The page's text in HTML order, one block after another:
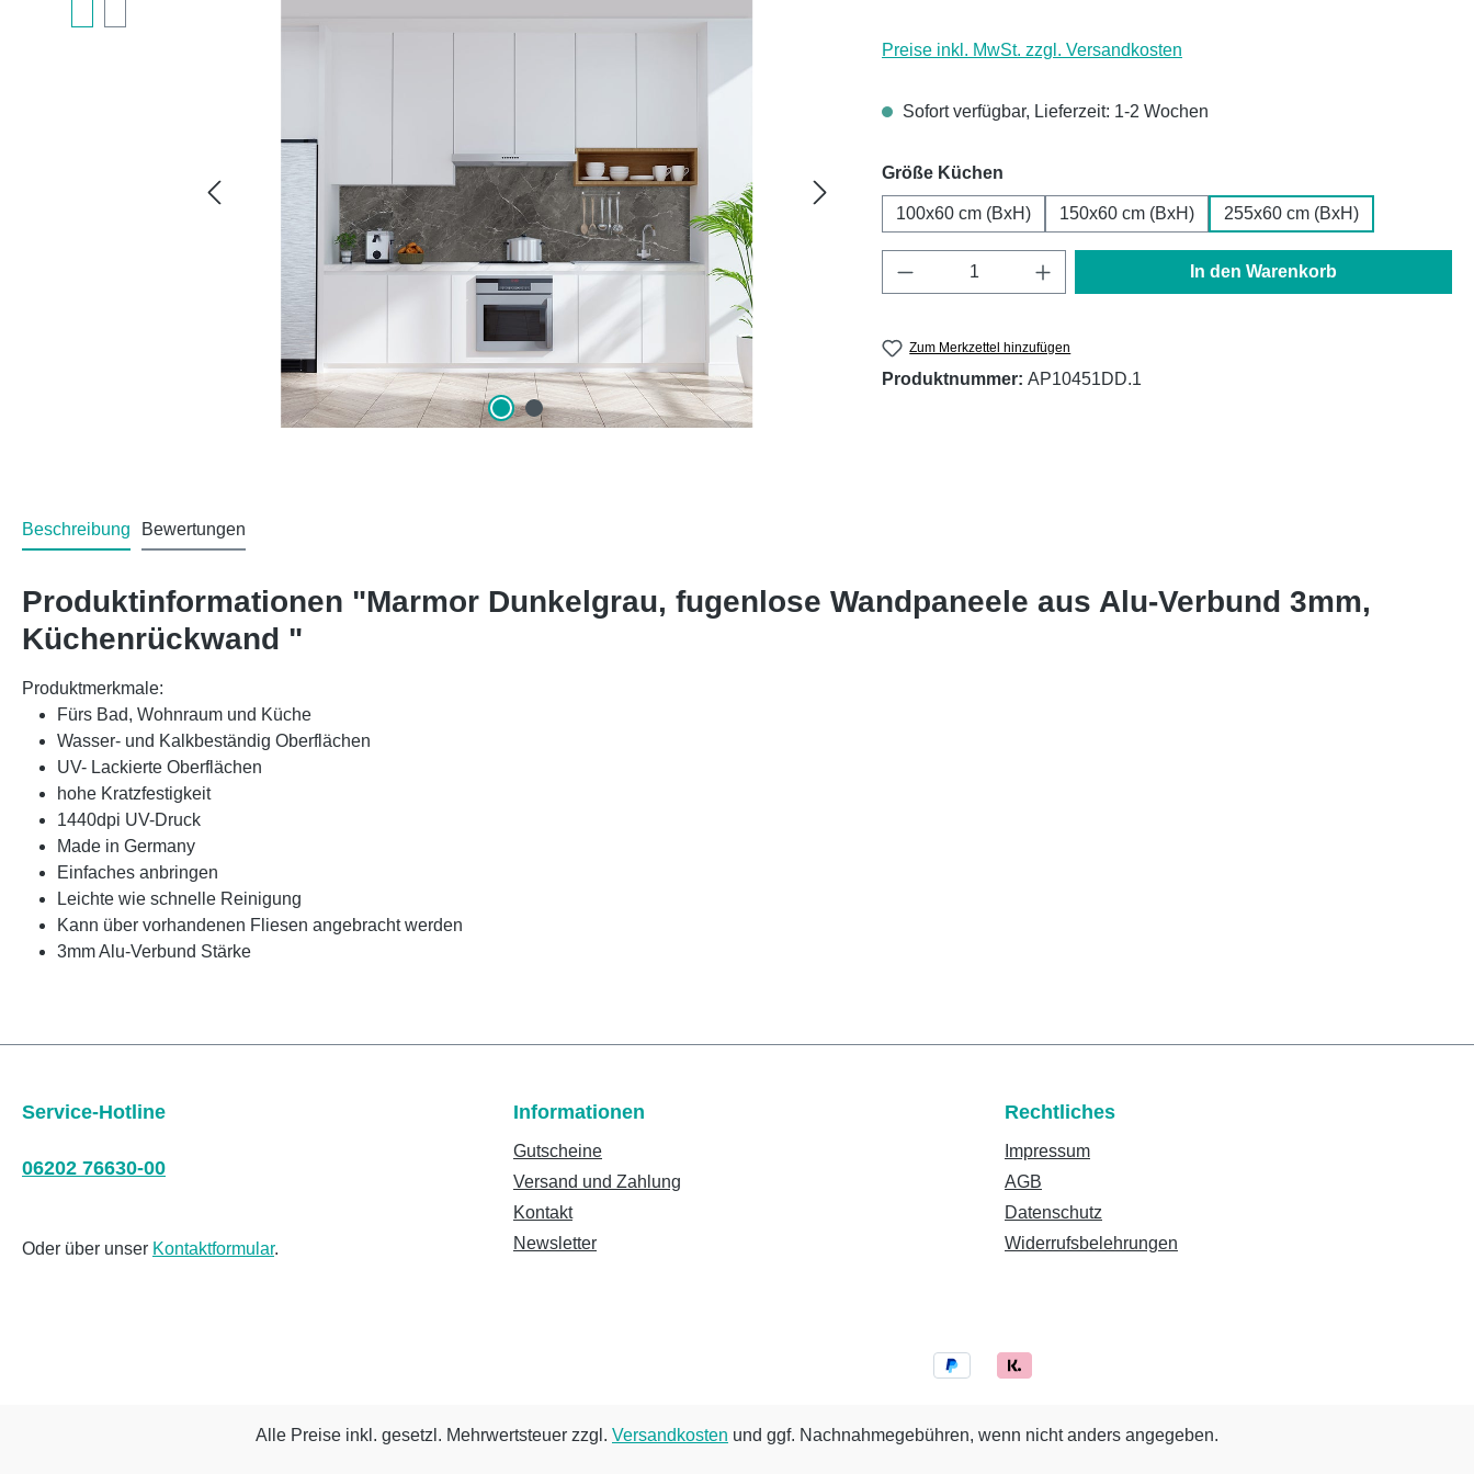
Preise inkl. MwSt. zzgl. Versandkosten
Sofort verfügbar, Lieferzeit: 1-2 Wochen
Größe Küchen
100x60 cm (BxH) 150x60 cm (BxH) 255x60 cm (BxH)
Produkt Anzahl: Gib den gewünschten Wert ein
In den Warenkorb
Zum Merkzettel hinzufügen
Produktnummer: AP10451DD.1
Beschreibung Bewertungen
Produktinformationen "Marmor Dunkelgrau, fugenlose Wandpaneele aus Alu-Verbund 3mm,
Küchenrückwand "
Produktmerkmale:
Fürs Bad, Wohnraum und Küche
Wasser- und Kalkbeständig Oberflächen
UV- Lackierte Oberflächen
hohe Kratzfestigkeit
1440dpi UV-Druck
Made in Germany
Einfaches anbringen
Leichte wie schnelle Reinigung
Kann über vorhandenen Fliesen angebracht werden
3mm Alu-Verbund Stärke
Service-Hotline
06202 76630-00
Oder über unser Kontaktformular.
Informationen
Gutscheine
Versand und Zahlung
Kontakt
Newsletter
Rechtliches
Impressum
AGB
Datenschutz
Widerrufsbelehrungen
Alle Preise inkl. gesetzl. Mehrwertsteuer zzgl. Versandkosten und ggf. Nachnahmegebühren, wenn nicht anders angegeben.